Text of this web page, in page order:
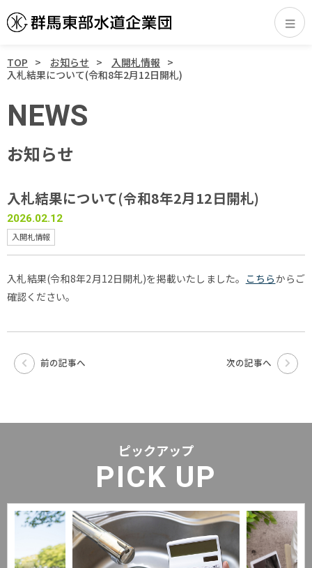
TOP お知らせ
入開札情報
入札結果について(令和8年2月12日開札)
NEWS
お知らせ
入札結果について(令和8年2月12日開札)
2026.02.12
入開札情報
入札結果(令和8年2月12日開札)を掲載いたしました。 こちらからご
確認ください。
前の記事へ 次の記事へ
ピックアップ
PICK UP